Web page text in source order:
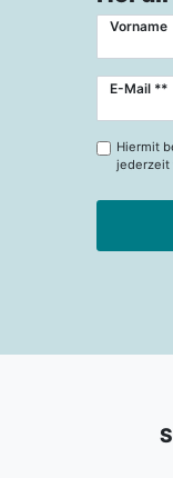
Vorname
E-Mail **
Newsletter
Hiermit
jederzeit